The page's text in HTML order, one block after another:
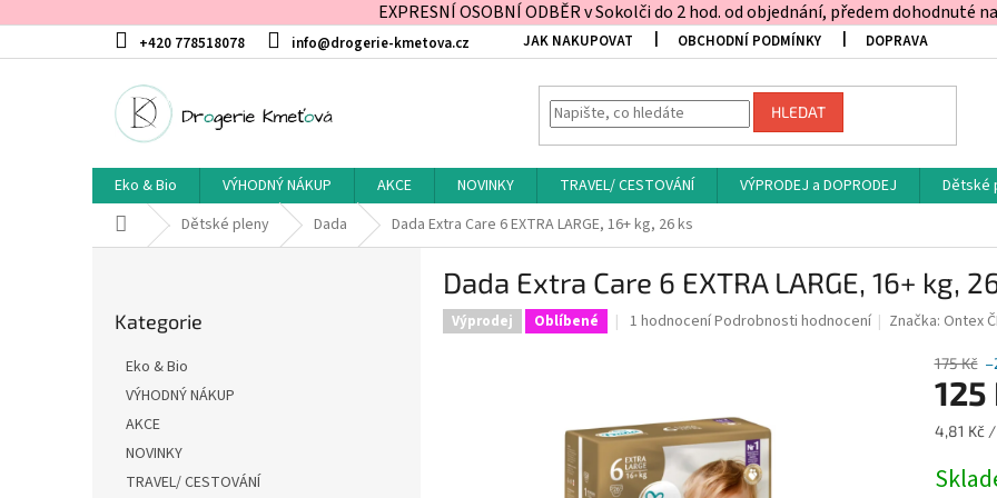
EXPRESNÍ OSOBNÍ ODBĚR v Sokolči do 2 hod. od objednání, předem dohodnuté
na
+420 778518078 info@drogerie-kmetova.cz JAK NAKUPOVAT OBCHODNÍ PODMÍNKY DOPRAVA
HLEDAT
Eko & Bio VÝHODNÝ NÁKUP AKCE NOVINKY TRAVEL/ CESTOVÁNÍ VÝPRODEJ a DOPRODEJ Dětské
Domů Dětské pleny Dada Dada Extra Care 6 EXTRA LARGE, 16+ kg, 26 ks
kategorie
Kategorie
Eko & Bio
VÝHODNÝ NÁKUP
AKCE
NOVINKY
TRAVEL/ CESTOVÁNÍ
Dada Extra Care 6 EXTRA LARGE, 16+ kg,
Výprodej Oblíbené
Průměrné
z
5
hvězdiček.
1 hodnoceníPodrobnosti hodnocení Značka: Ontex
175 Kč
125
Měrná
4,81 Kč /